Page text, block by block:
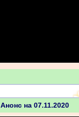
Анонс на 07.11.2020